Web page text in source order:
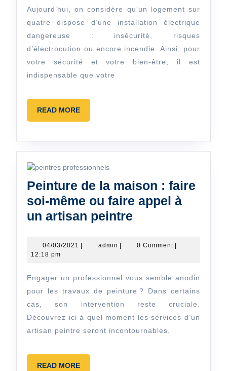
il
la
norme
électrique
Aujourd’hui, on considère qu’un logement sur
quatre dispose d’une installation électrique
dangereuse : insécurité, risques
d’électrocution ou encore incendie. Ainsi, pour
votre sécurité et votre bien-être, il est
indispensable que votre
READ MOREREAD
MORE
Peinture de la maison : faire
soi-même ou faire appel à
un artisan peintre
la
:
faire
soi-
même
ou
04/03/2021 04/03/2021
admin admin0 Comment
12:18 pm
Engager un professionnel vous semble anodin
pour les travaux de peinture ? Dans certains
cas, son intervention reste cruciale.
Découvrez ici à quel moment les services d’un
artisan peintre seront incontournables.
READ MOREREAD